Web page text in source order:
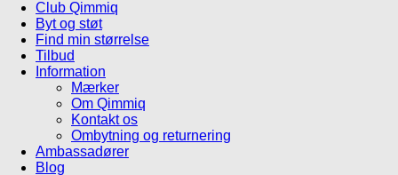
Club Qimmiq
Byt og støt
Find min størrelse
Tilbud
Information
Mærker
Om Qimmiq
Kontakt os
Ombytning og returnering
Ambassadører
Blog